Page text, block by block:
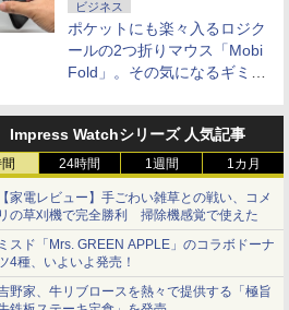
ビジネス
ポケットにも楽々入るロジク
ールの2つ折りマウス「Mobi
Fold」。その気になるギミッ
Impress Watchシリーズ 人気記事
24時間 1週間 1カ月
家電レビュー】手ごわい雑草との戦い、コメ
の草刈機で完全勝利 掃除機感覚で使えた
スド「Mrs. GREEN APPLE」のコラボドーナ
4種、いよいよ発売！
野家、牛リブロースを熱々で提供する「極旨